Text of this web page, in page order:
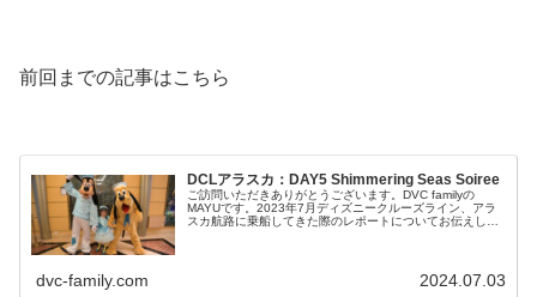
前回までの記事はこちら
DCLアラスカ：DAY5 Shimmering Seas Soiree
ご訪問いただきありがとうございます。DVC familyの
MAYUです。2023年7月ディズニークルーズライン、アラ
スカ航路に乗船してきた際のレポートについてお伝えして
dvc-family.com 2024.07.03